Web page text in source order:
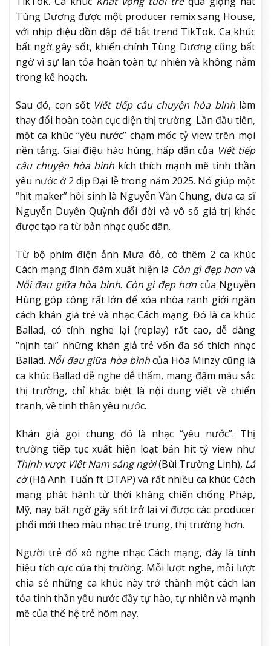
Tùng Dương được một producer remix sang House,
với nhịp điệu dồn dập để bắt trend TikTok. Ca khúc
bất ngờ gây sốt, khiến chính Tùng Dương cũng bất
ngờ vì sự lan tỏa hoàn toàn tự nhiên và không nằm
trong kế hoạch.
Sau đó, cơn sốt Viết tiếp câu chuyện hòa bìnhlàm
thay đổi hoàn toàn cục diện thị trường. Lần đầu tiên,
một ca khúc “yêu nước” chạm mốc tỷ view trên mọi
nền tảng. Giai điệu hào hùng, hấp dẫn của Viết tiếp
câu chuyện hòa bình kích thích mạnh mẽ tinh thần
yêu nước ở 2 dịp Đại lễ trong năm 2025. Nó giúp một
“hit maker” hồi sinh là Nguyễn Văn Chung, đưa ca sĩ
Nguyễn Duyên Quỳnh đổi đời và vô số giá trị khác
được tạo ra từ bản nhạc quốc dân.
Từ bộ phim điện ảnh Mưa đỏ, có thêm 2 ca khúc
Cách mạng đình đám xuất hiện là Còn gì đẹp hơn và
Nỗi đau giữa hòa bình. Còn gì đẹp hơn của Nguyễn
Hùng góp công rất lớn để xóa nhòa ranh giới ngăn
cách khán giả trẻ và nhạc Cách mạng. Đó là ca khúc
Ballad, có tính nghe lại (replay) rất cao, dễ dàng
“nịnh tai” những khán giả trẻ vốn đa số thích nhạc
Ballad. Nỗi đau giữa hòa bìnhcủa Hòa Minzy cũng là
ca khúc Ballad dễ nghe dễ thấm, mang đậm màu sắc
thị trường, chỉ khác biệt là nội dung viết về chiến
tranh, về tinh thần yêu nước.
Khán giả gọi chung đó là nhạc “yêu nước”. Thị
trường tiếp tục xuất hiện loạt bản hit tỷ view như
Thịnh vượt Việt Nam sáng ngời(Bùi Trường Linh), Lá
cờ(Hà Anh Tuấn ft DTAP) và rất nhiều ca khúc Cách
mạng phát hành từ thời kháng chiến chống Pháp,
Mỹ, nay bất ngờ gây sốt trở lại vì được các producer
phối mới theo màu nhạc trẻ trung, thị trường hơn.
Người trẻ đổ xô nghe nhạc Cách mạng, đây là tính
hiệu tích cực của thị trường. Mỗi lượt nghe, mỗi lượt
chia sẻ những ca khúc này trở thành một cách lan
tỏa tinh thần yêu nước đầy tự hào, tự nhiên và mạnh
mẽ của thế hệ trẻ hôm nay.